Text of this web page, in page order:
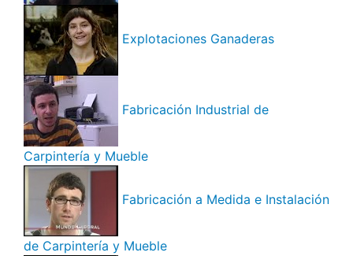
Explotaciones Ganaderas
Fabricación Industrial de
Carpintería y Mueble
Fabricación a Medida e Instalación
de Carpintería y Mueble